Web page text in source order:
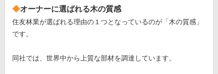
オーナーに選ばれる木の質感
住友林業が選ばれる理由の１つとなっているのが「木の質感」
です。
同社では、世界中から上質な部材を調達しています。